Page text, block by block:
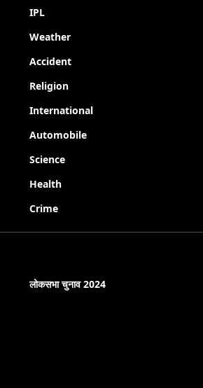
IPL
Weather
Accident
Religion
International
Automobile
Science
Health
Crime
लोकसभा चुनाव 2024